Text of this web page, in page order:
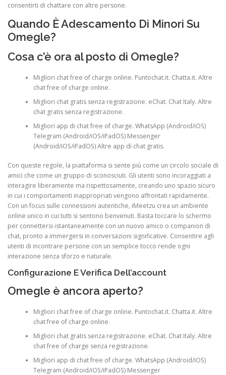
consentirti di chattare con altre persone.
Quando È Adescamento Di Minori Su
Omegle?
Cosa c’è ora al posto di Omegle?
Migliori chat free of charge online. Puntochat.it. Chatta.it. Altre
chat free of charge online.
Migliori chat gratis senza registrazione. eChat. Chat Italy. Altre
chat gratis senza registrazione.
Migliori app di chat free of charge. WhatsApp (Android/iOS)
Telegram (Android/iOS/iPadOS) Messenger
(Android/iOS/iPadOS)Altre app di chat gratis.
Con queste regole, la piattaforma si sente più come un circolo sociale di
amici che come un gruppo di sconosciuti. Gli utenti sono incoraggiati a
interagire liberamente ma rispettosamente, creando uno spazio sicuro
in cui i comportamenti inappropriati vengono affrontati rapidamente.
Con un focus sulle connessioni autentiche, iMeetzu crea un ambiente
online unico in cui tutti si sentono benvenuti. Basta toccare lo schermo
per connettersi istantaneamente con un nuovo amico o companion di
chat, pronto a immergersi in conversazioni significative. Consentire agli
utenti di incontrare persone con un semplice tocco rende ogni
interazione senza sforzo e naturale.
Configurazione E Verifica Dell’account
Omegle è ancora aperto?
Migliori chat free of charge online. Puntochat.it. Chatta.it. Altre
chat free of charge online.
Migliori chat gratis senza registrazione. eChat. Chat Italy. Altre
chat free of charge senza registrazione.
Migliori app di chat free of charge. WhatsApp (Android/iOS)
Telegram (Android/iOS/iPadOS) Messenger